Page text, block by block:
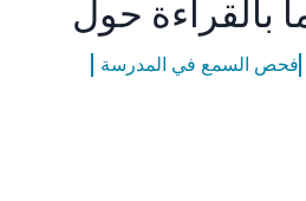
بالقراءة حول
فحص السمع في المدرسة